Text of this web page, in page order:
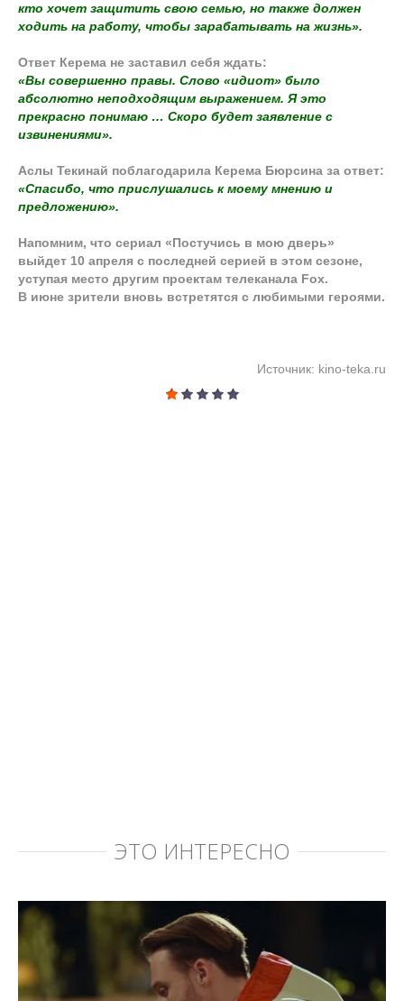
кто хочет защитить свою семью, но также должен
ходить на работу, чтобы зарабатывать на жизнь».
Ответ Керема не заставил себя ждать:
«Вы совершенно правы. Слово «идиот» было
абсолютно неподходящим выражением. Я это
прекрасно понимаю … Скоро будет заявление с
извинениями».
Аслы Текинай поблагодарила Керема Бюрсина за ответ:
«Спасибо, что прислушались к моему мнению и
предложению».
Напомним, что сериал «Постучись в мою дверь»
выйдет 10 апреля с последней серией в этом сезоне,
уступая место другим проектам телеканала Fox.
В июне зрители вновь встретятся с любимыми героями.
Источник: kino-teka.ru
ЭТО ИНТЕРЕСНО